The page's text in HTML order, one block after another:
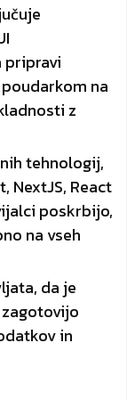
pripravi
na
z
tehnologij,
NextJS, React
poskrbijo,
na vseh
da je
in